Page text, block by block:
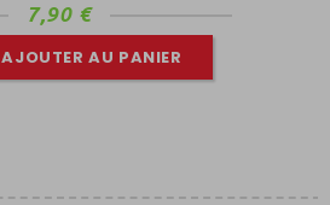
7,90 €
AJOUTER AU PANIER